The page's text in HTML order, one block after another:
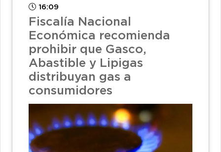
16:09
Fiscalía Nacional
Económica recomienda
prohibir que Gasco,
Abastible y Lipigas
distribuyan gas a
consumidores